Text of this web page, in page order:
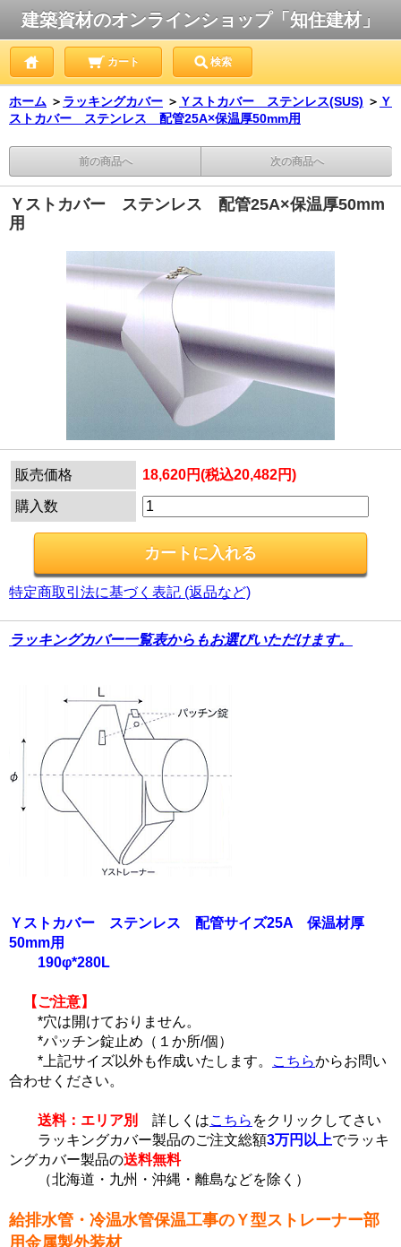
建築資材のオンラインショップ「知住建材」
カート 検索
ホーム ＞ ラッキングカバー ＞ Ｙストカバー ステンレス(SUS) ＞ Ｙ
ストカバー ステンレス 配管25A×保温厚50mm用
前の商品へ 次の商品へ
Ｙストカバー ステンレス 配管25A×保温厚50mm
用
販売価格 18,620円(税込20,482円)
購入数
特定商取引法に基づく表記 (返品など)
ラッキングカバー一覧表からもお選びいただけます。
Ｙストカバー ステンレス 配管サイズ25A 保温材厚
50mm用
190φ*280L
【ご注意】
*穴は開けておりません。
*パッチン錠止め（１か所/個）
*上記サイズ以外も作成いたします。
こちらからお問い
合わせください。
送料：エリア別 詳しくはこちら をクリックしてさい
ラッキングカバー製品のご注文総額3万円以上でラッキ
ングカバー製品の送料無料
（北海道・九州・沖縄・離島などを除く）
給排水管・冷温水管保温工事のＹ型ストレーナー部
用金属製外装材